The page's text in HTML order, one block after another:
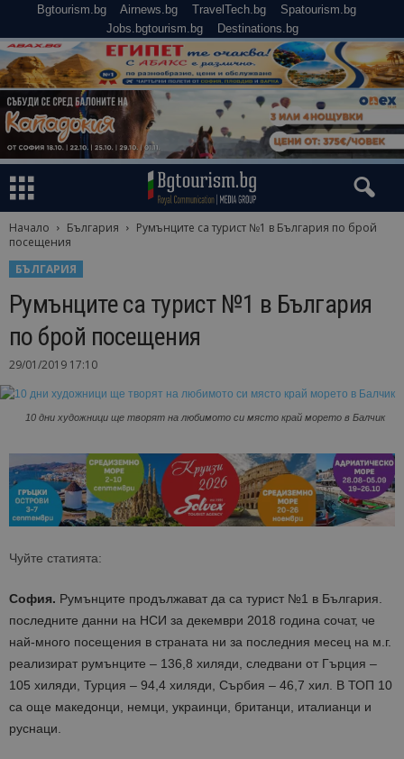
Bgtourism.bg Airnews.bg TravelTech.bg
Spatourism.bg
Jobs.bgtourism.bg
Destinations.bg
Начало България
Румънците са турист №1 в България по брой
посещения
БЪЛГАРИЯ
Румънците са турист №1 в България
по брой посещения
29/01/2019 17:10
10 дни художници ще творят на любимото си място край морето в Балчик
Чуйте статията:
София. Румънците продължават да са турист №1 в България.
последните данни на НСИ за декември 2018 година сочат, че
най-много посещения в страната ни за последния месец на м.г.
реализират румънците – 136,8 хиляди, следвани от Гърция –
105 хиляди, Турция – 94,4 хиляди, Сърбия – 46,7 хил. В ТОП 10
са още македонци, немци, украинци, британци, италианци и
руснаци.